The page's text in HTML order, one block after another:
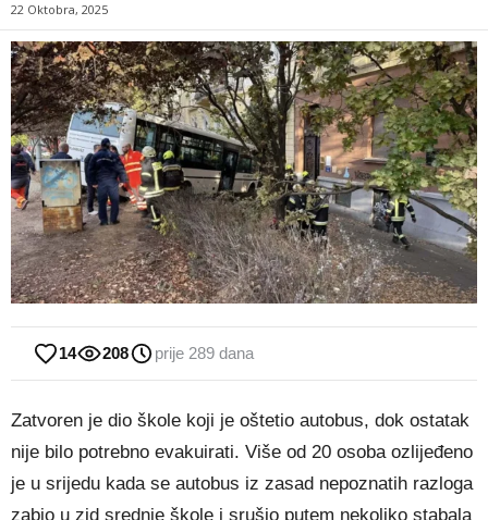
22 Oktobra, 2025
14 208 prije 289 dana
Zatvoren je dio škole koji je oštetio autobus, dok ostatak
nije bilo potrebno evakuirati. Više od 20 osoba ozlijeđeno
je u srijedu kada se autobus iz zasad nepoznatih razloga
zabio u zid srednje škole i srušio putem nekoliko stabala